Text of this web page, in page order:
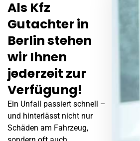
Als Kfz
Gutachter in
Berlin stehen
wir Ihnen
jederzeit zur
Verfügung!
Ein Unfall passiert schnell –
und hinterlässt nicht nur
Schäden am Fahrzeug,